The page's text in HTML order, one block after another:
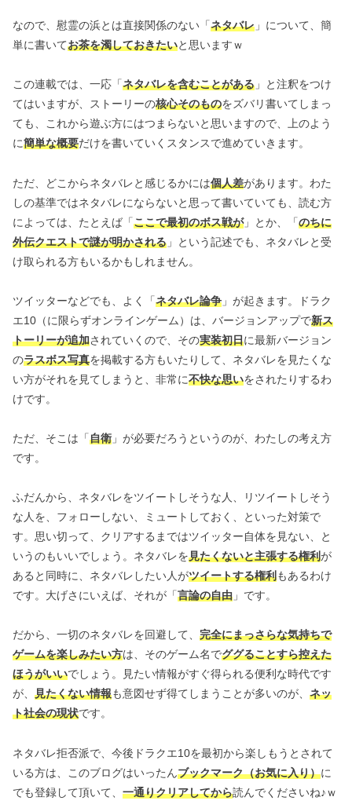
なので、慰霊の浜とは直接関係のない「ネタバレ 」について、簡
単に書いてお茶を濁しておきたいと思いますｗ
この連載では、一応「ネタバレを含むことがある 」と注釈をつけ
てはいますが、ストーリーの核心そのものをズバリ書いてしまっ
ても、これから遊ぶ方にはつまらないと思いますので、上のよう
に簡単な概要だけを書いていくスタンスで進めていきます。
ただ、どこからネタバレと感じるかには個人差があります。わた
しの基準ではネタバレにならないと思って書いていても、読む方
によっては、たとえば「ここで最初のボス戦が」とか、「のちに
外伝クエストで謎が明かされる 」という記述でも、ネタバレと受
け取られる方もいるかもしれません。
ツイッターなどでも、よく「ネタバレ論争 」が起きます。ドラク
エ10（に限らずオンラインゲーム）は、バージョンアップで新ス
トーリーが追加されていくので、その実装初日に最新バージョン
のラスボス写真を掲載する方もいたりして、ネタバレを見たくな
い方がそれを見てしまうと、非常に不快な思いをされたりするわ
けです。
ただ、そこは「自衛 」が必要だろうというのが、わたしの考え方
です。
ふだんから、ネタバレをツイートしそうな人、リツイートしそう
な人を、フォローしない、ミュートしておく、といった対策で
す。思い切って、クリアするまではツイッター自体を見ない、と
いうのもいいでしょう。ネタバレを見たくないと主張する権利が
あると同時に、ネタバレしたい人がツイートする権利もあるわけ
です。大げさにいえば、それが「言論の自由 」です。
だから、一切のネタバレを回避して、 完全にまっさらな気持ちで
ゲームを楽しみたい方は、そのゲーム名でググることすら控えた
ほうがいいでしょう。見たい情報がすぐ得られる便利な時代です
が、 見たくない情報も意図せず得てしまうことが多いのが、 ネッ
ト社会の現状です。
ネタバレ拒否派で、今後ドラクエ10を最初から楽しもうとされて
いる方は、このブログはいったんブックマーク（お気に入り）に
でも登録して頂いて、 一通りクリアしてから読んでくださいね♪ｗ